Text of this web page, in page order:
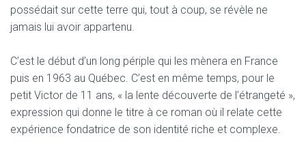
possédait sur cette terre qui, tout à coup, se révèle ne
jamais lui avoir appartenu.
C’est le début d’un long périple qui les mènera en France
puis en 1963 au Québec. C’est en même temps, pour le
petit Victor de 11 ans, « la lente découverte de l’étrangeté »,
expression qui donne le titre à ce roman où il relate cette
expérience fondatrice de son identité riche et complexe.